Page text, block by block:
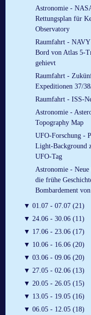
Astronomie -
Rettungsplan für
Observatory
Raumfahrt -
Bord von Atlas 5-
gehievt
Raumfahrt -
Expeditionen 37/
Raumfahrt - ISS-
Astronomie -
Topography Map
UFO-Forschung -
Light-Background
UFO-Tag
Astronomie -
die frühe
Bombardement
▼ 01.07 - 07.07 (21)
▼ 24.06 - 30.06 (11)
▼ 17.06 - 23.06 (17)
▼ 10.06 - 16.06 (20)
▼ 03.06 - 09.06 (20)
▼ 27.05 - 02.06 (13)
▼ 20.05 - 26.05 (15)
▼ 13.05 - 19.05 (16)
▼ 06.05 - 12.05 (18)